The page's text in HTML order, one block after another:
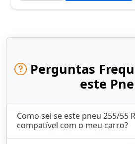
Perguntas
este
Como sei se este pneu 255/55
compatível com o meu carro?